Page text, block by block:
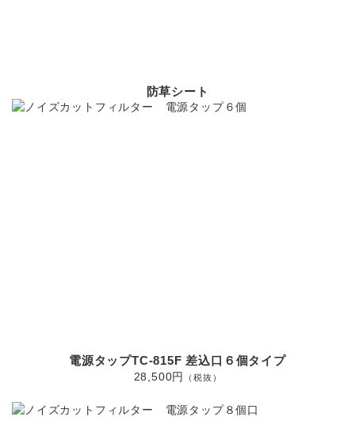
防草シート
電源タップTC-815F 差込口６個タイプ
28,500円
（税抜）